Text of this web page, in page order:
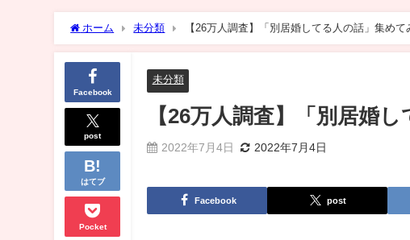
ホーム 未分類 【26万人調査】「別居婚してる人の話」集めて
Facebook
post
はてブ
Pocket
未分類
【26万人調査】「別居婚
2022年7月4日 2022年7月4日
Facebook post